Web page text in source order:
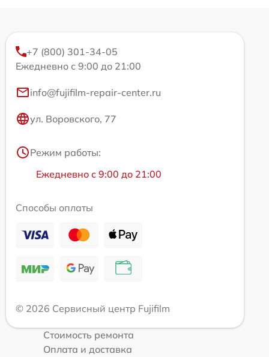
+7 (800) 301-34-05
Ежедневно с 9:00 до 21:00
info@fujifilm-repair-center.ru
ул. Воровского, 77
Режим работы:
Ежедневно с 9:00 до 21:00
Способы оплаты
© 2026 Сервисный центр Fujifilm
Стоимость ремонта
Оплата и доставка